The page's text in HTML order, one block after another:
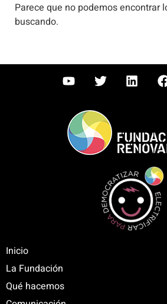
Parece que no podemos encontrar
buscando.
Inicio
La Fundación
Qué hacemos